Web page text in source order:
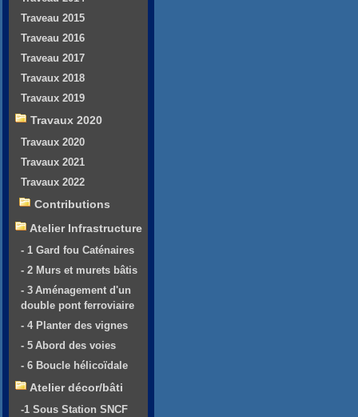
Traveau 2015
Traveau 2016
Traveau 2017
Travaux 2018
Travaux 2019
Travaux 2020
Travaux 2020
Travaux 2021
Travaux 2022
Contributions
Atelier Infrastructure
- 1 Gard fou Caténaires
- 2 Murs et murets bâtis
- 3 Aménagement d'un
double pont ferroviaire
- 4 Planter des vignes
- 5 Abord des voies
- 6 Boucle hélicoïdale
Atelier décor/bâti
-1 Sous Station SNCF